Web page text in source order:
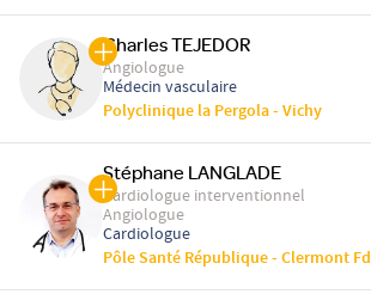
Charles TEJEDOR
Angiologue
Médecin vasculaire
Polyclinique la Pergola - Vichy
Stéphane LANGLADE
Cardiologue interventionnel
Angiologue
Cardiologue
Pôle Santé République - Clermont Fd